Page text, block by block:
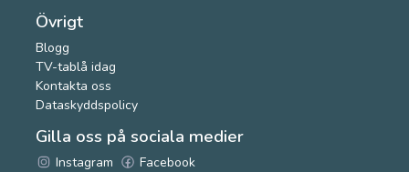
Övrigt
Blogg
TV-tablå idag
Kontakta oss
Dataskyddspolicy
Gilla oss på sociala medier
Instagram Facebook